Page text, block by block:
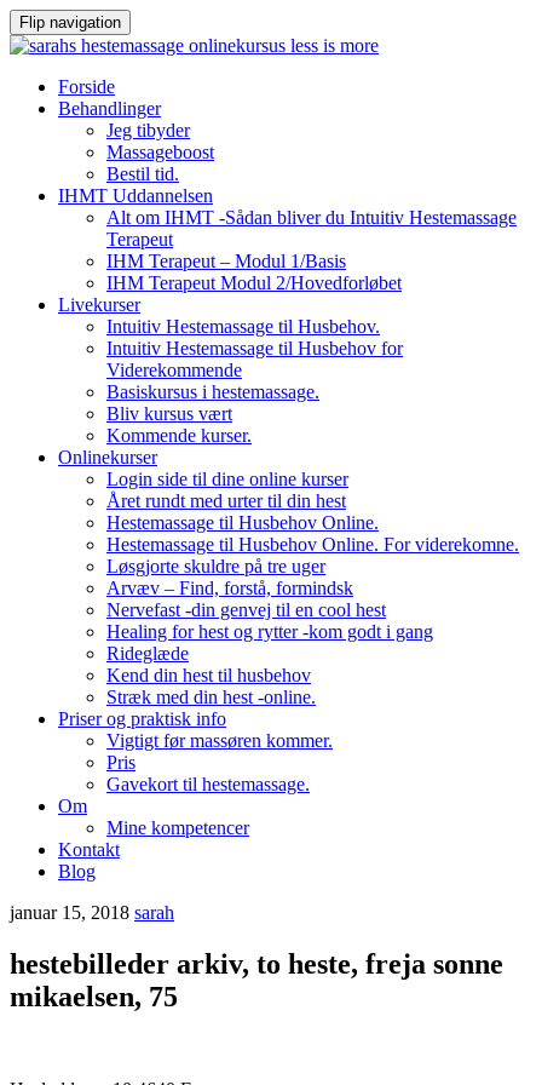
Flip navigation
VidereForside
Behandlinger
Jeg tibyder
Massageboost
Bestil tid.
IHMT Uddannelsen
Alt om IHMT -Sådan bliver du Intuitiv Hestemassage
Terapeut
IHM Terapeut – Modul 1/Basis
IHM Terapeut Modul 2/Hovedforløbet
Livekurser
Intuitiv Hestemassage til Husbehov.
Intuitiv Hestemassage til Husbehov for
Viderekommende
Basiskursus i hestemassage.
Bliv kursus vært
Kommende kurser.
Onlinekurser
Login side til dine online kurser
Året rundt med urter til din hest
Hestemassage til Husbehov Online.
Hestemassage til Husbehov Online. For viderekomne.
Løsgjorte skuldre på tre uger
Arvæv – Find, forstå, formindsk
Nervefast -din genvej til en cool hest
Healing for hest og rytter -kom godt i gang
Rideglæde
Kend din hest til husbehov
Stræk med din hest -online.
Priser og praktisk info
Vigtigt før massøren kommer.
Pris
Gavekort til hestemassage.
Om
Mine kompetencer
Kontakt
Blog
januar 15, 2018 sarah
hestebilleder arkiv, to heste, freja sonne
mikaelsen, 75